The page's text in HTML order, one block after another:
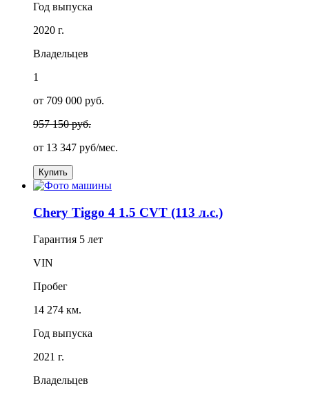
Год выпуска
2020 г.
Владельцев
1
от 709 000 руб.
957 150 руб.
от 13 347 руб/мес.
Купить
Chery Tiggo 4 1.5 CVT (113 л.с.)
Гарантия 5 лет
VIN
Пробег
14 274 км.
Год выпуска
2021 г.
Владельцев